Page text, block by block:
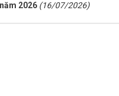
2026 (16/07/2026)